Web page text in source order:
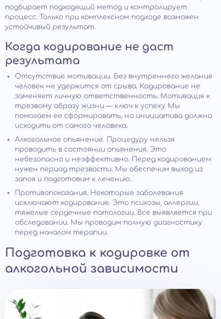
подбирает подходящий метод и контролирует
процесс. Только при комплексном подходе возможен
устойчивый результат.
Когда кодирование не даст
результата
Отсутствие мотивации. Без внутреннего желания
человек не удержится от срыва. Кодирование не
заменяет личную ответственность. Мотивация к
трезвому образу жизни — ключ к успеху. Мы
помогаем ее сформировать, но инициатива должна
исходить от самого человека.
Алкогольное опьянение. Процедуру нельзя
проводить в состоянии опьянения. Это
небезопасно и неэффективно. Перед кодированием
нужен период трезвости. Мы обеспечим выход из
запоя и подготовим к лечению.
Противопоказания. Некоторые заболевания
исключают кодирование. Это психозы, аллергии,
тяжелые сердечные патологии. Все выявляется при
обследовании. Мы проводим полную диагностику
перед началом терапии.
Подготовка к кодировке от
алкогольной зависимости